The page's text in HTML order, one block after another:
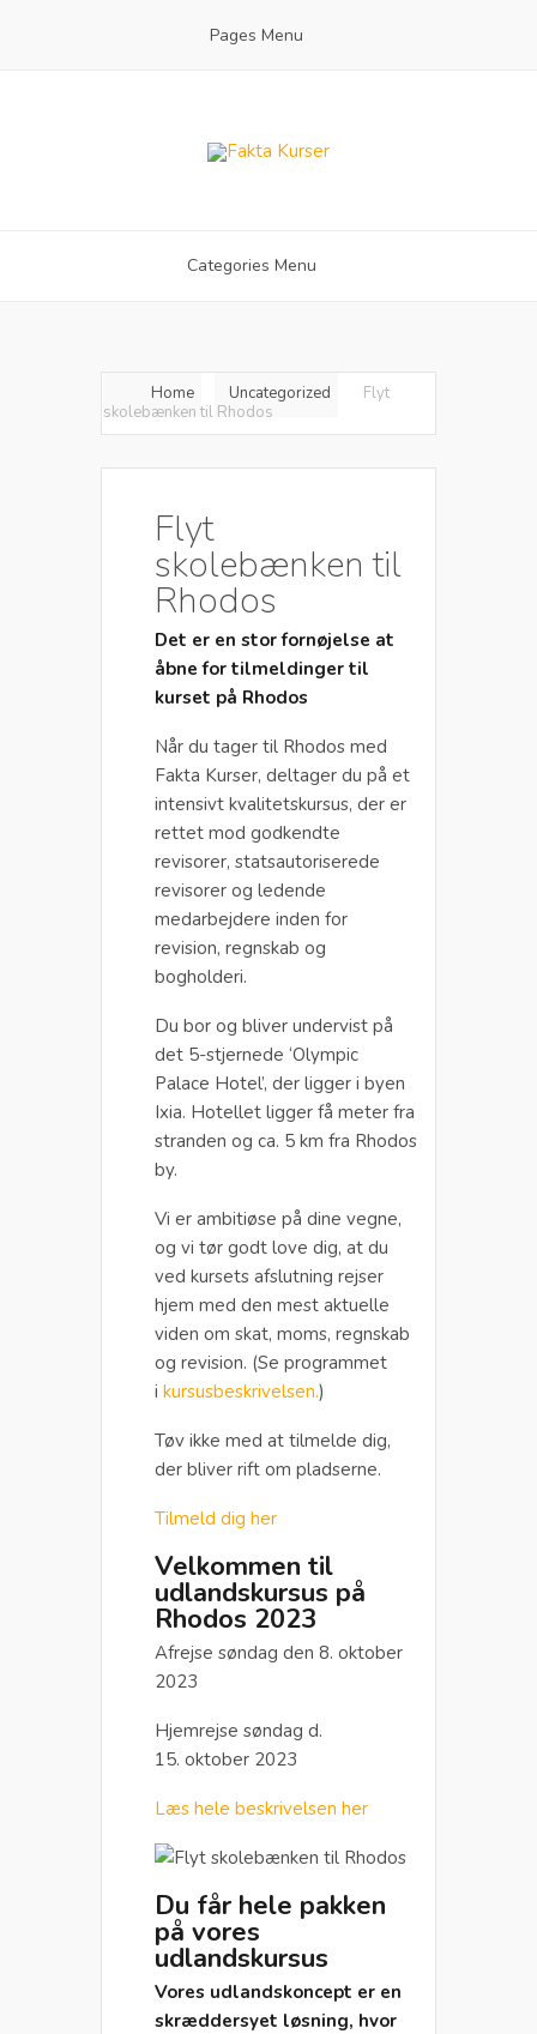
Pages Menu
Categories Menu
Home Uncategorized
Flyt
skolebænken til Rhodos
Flyt
skolebænken til
Rhodos
Det er en stor fornøjelse at
åbne for tilmeldinger til
kurset på Rhodos
Når du tager til Rhodos med
Fakta Kurser, deltager du på et
intensivt kvalitetskursus, der er
rettet mod godkendte
revisorer, statsautoriserede
revisorer og ledende
medarbejdere inden for
revision, regnskab og
bogholderi.
Du bor og bliver undervist på
det 5-stjernede ‘Olympic
Palace Hotel’, der ligger i byen
Ixia. Hotellet ligger få meter fra
stranden og ca. 5 km fra Rhodos
by.
Vi er ambitiøse på dine vegne,
og vi tør godt love dig, at du
ved kursets afslutning rejser
hjem med den mest aktuelle
viden om skat, moms, regnskab
og revision. (Se programmet
i kursusbeskrivelsen.)
Tøv ikke med at tilmelde dig,
der bliver rift om pladserne.
Tilmeld dig her
Velkommen til
udlandskursus på
Rhodos 2023
Afrejse søndag den 8. oktober
2023
Hjemrejse søndag d.
15. oktober 2023
Læs hele beskrivelsen her
Du får hele pakken
på vores
udlandskursus
Vores udlandskoncept er en
skræddersyet løsning, hvor